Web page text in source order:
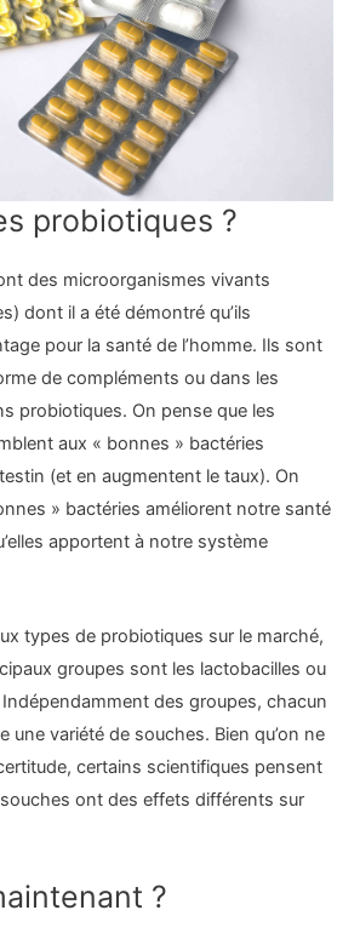
probiotiques ?
des microorganismes vivants
dont il a été démontré qu’ils
pour la santé de l’homme. Ils sont
de compléments ou dans les
probiotiques. On pense que les
aux « bonnes » bactéries
(et en augmentent le taux). On
» bactéries améliorent notre santé
apportent à notre système
types de probiotiques sur le marché,
groupes sont les lactobacilles ou
des groupes, chacun
une variété de souches. Bien qu’on ne
certains scientifiques pensent
ont des effets différents sur
?